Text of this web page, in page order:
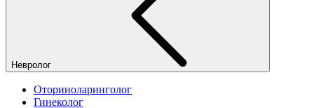
Невролог
Оториноларинголог
Гинеколог